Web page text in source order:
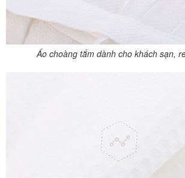
Áo choàng tắm dành cho khách sạn,